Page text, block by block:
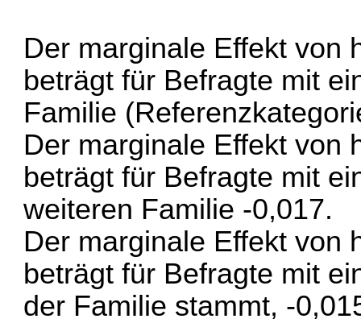
Der marginale Effekt von
beträgt für Befragte mit
Familie
Der marginale Effekt von
beträgt für Befragte mit
weiteren Familie -0,017.
Der marginale Effekt von
beträgt für Befragte mit
der Familie stammt, -